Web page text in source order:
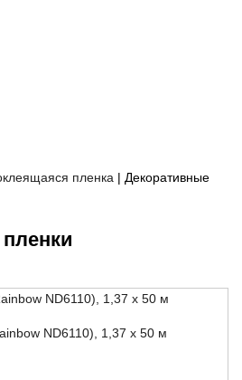
пленка | Декоративные
ND6110), 1,37 х 50 м